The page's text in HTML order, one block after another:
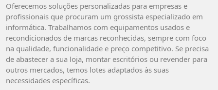
Oferecemos soluções personalizadas para empresas e
profissionais que procuram um grossista especializado em
informática. Trabalhamos com equipamentos usados e
recondicionados de marcas reconhecidas, sempre com foco
na qualidade, funcionalidade e preço competitivo. Se precisa
de abastecer a sua loja, montar escritórios ou revender para
outros mercados, temos lotes adaptados às suas
necessidades específicas.